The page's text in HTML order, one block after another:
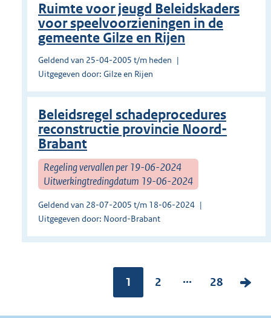
Ruimte voor jeugd Beleidskaders
voor speelvoorzieningen in de
gemeente Gilze en Rijen
Geldend van 25-04-2005 t/m heden
Uitgegeven door: Gilze en Rijen
Beleidsregel schadeprocedures
reconstructie provincie Noord-
Brabant
Regeling vervallen per 19-06-2024
Uitwerkingtredingdatum 19-06-2024
Geldend van 28-07-2005 t/m 18-06-2024
Uitgegeven door: Noord-Brabant
Pagina:
1
P
2 ...
P
28
V